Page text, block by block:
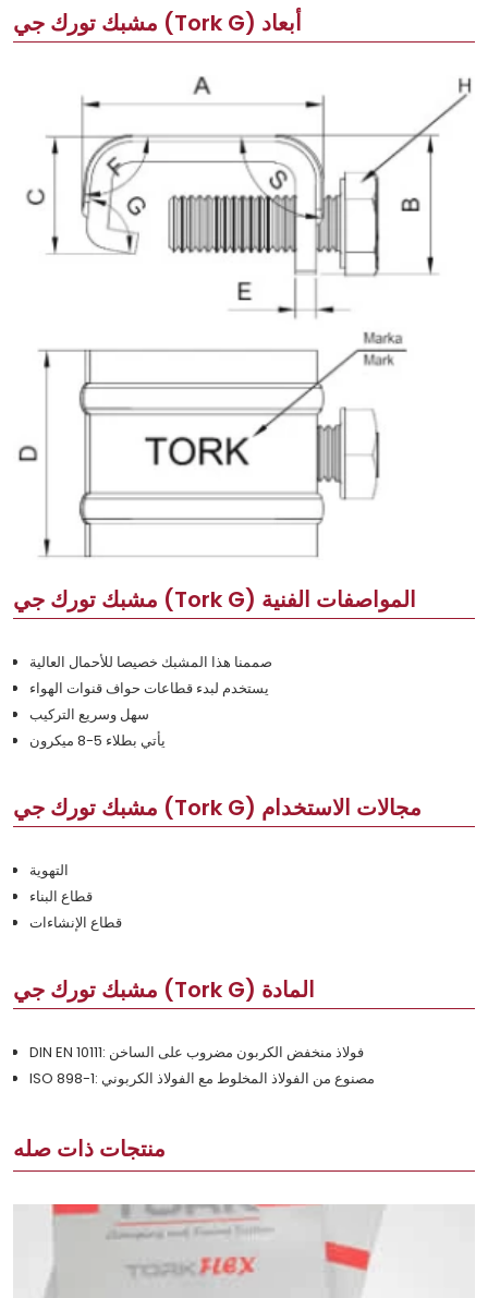
مشبك تورك جي (Tork G) أبعاد
مشبك تورك جي (Tork G) المواصفات الفنية
صممنا هذا المشبك خصيصا للأحمال العالية
يستخدم لبدء قطاعات حواف قنوات الهواء
سهل وسريع التركيب
يأتي بطلاء 5-8 ميكرون
مشبك تورك جي (Tork G) مجالات الاستخدام
التهوية
قطاع البناء
قطاع الإنشاءات
مشبك تورك جي (Tork G) المادة
DIN EN 10111: فولاذ منخفض الكربون مضروب على الساخن
ISO 898-1: مصنوع من الفولاذ المخلوط مع الفولاذ الكربوني
منتجات ذات صله